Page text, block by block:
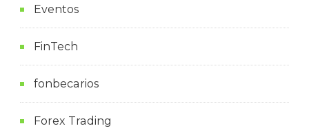
Eventos
FinTech
fonbecarios
Forex Trading